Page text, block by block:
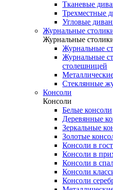
Тканевые
Трехместные
Угловые
Журнальные
Журнальные
Журнальные
Журнальные
столешницей
Стеклянные
Консоли
Консоли
Белые консоли
Деревянные
Зеркальные
Золотые
Консоли в
Консоли в
Консоли в
Консоли
Консоли